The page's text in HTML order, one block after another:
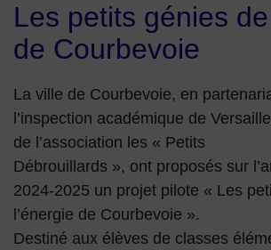
Les petits génies
de Courbevoie
La ville de Courbevoie, en
l’inspection académique de
de l’association les « Petits
Débrouillards », ont proposés sur
2024-2025 un projet pilote « Les
l’énergie de Courbevoie ».
Destiné aux élèves de classes